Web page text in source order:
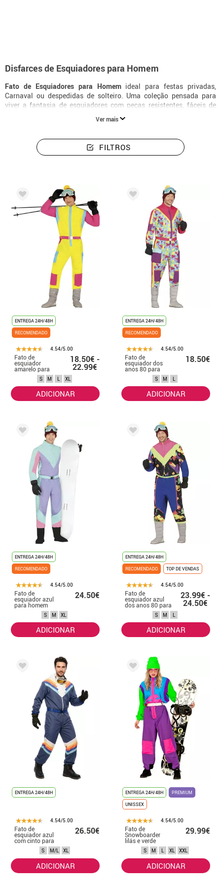
Disfarces de Esquiadores para Homem
Fato de Esquiadores para Homemideal para festas privadas,
Carnaval ou despedidas de solteiro. Uma coleção pensada para
viver a fantasia de esquiadores com peças resistentes, fáceis de
vestir e com um acabamento muito realista.
Ver mais
FILTROS
ENTREGA 24H/48H
RECOMENDADO
4.54/5.00
Fato de
esquiador
amarelo para
18.50€ -
22.99€
S M L XL
ADICIONAR
ENTREGA 24H/48H
RECOMENDADO
4.54/5.00
Fato de
esquiador dos
anos 80 para
18.50€
S M L
ADICIONAR
ENTREGA 24H/48H
RECOMENDADO
4.54/5.00
Fato de
esquiador azul
para homem
24.50€
S M XL
ADICIONAR
ENTREGA 24H/48H
RECOMENDADO
TOP DE VENDAS
4.54/5.00
Fato de
esquiador azul
dos anos 80 para
23.99€ -
24.50€
S M L
ADICIONAR
ENTREGA 24H/48H
4.54/5.00
Fato de
esquiador azul
com cinto para
26.50€
S M/L XL
ADICIONAR
ENTREGA 24H/48H
PREMIUM
UNISSEX
4.54/5.00
Fato de
Snowboarder
lilás e verde
fluorescente para
adulto
29.99€
S M L XL XXL
ADICIONAR